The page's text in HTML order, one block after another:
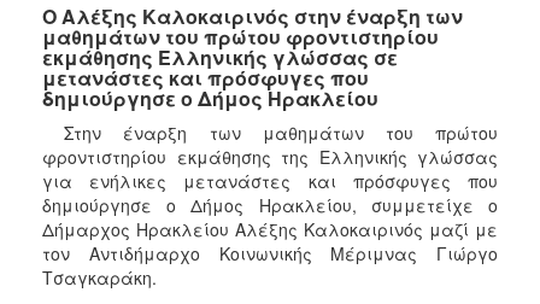
2022
2021
2020
2019
2018
2017
2016
2015
Ο Αλέξης Καλοκαιρινός στην έναρξη των
μαθημάτων του πρώτου φροντιστηρίου
εκμάθησης Ελληνικής γλώσσας σε
μετανάστες και πρόσφυγες που
δημιούργησε ο Δήμος Ηρακλείου
Στην έναρξη των μαθημάτων του πρώτου
φροντιστηρίου εκμάθησης της Ελληνικής γλώσσας
για ενήλικες μετανάστες και πρόσφυγες που
δημιούργησε ο Δήμος Ηρακλείου, συμμετείχε ο
Δήμαρχος Ηρακλείου Αλέξης Καλοκαιρινός μαζί με
τον Αντιδήμαρχο Κοινωνικής Μέριμνας Γιώργο
Τσαγκαράκη.